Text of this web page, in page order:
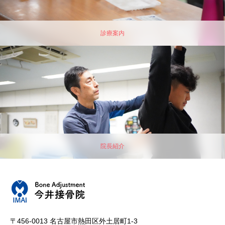
診療案内
院長紹介
〒456-0013 名古屋市熱田区外土居町1-3